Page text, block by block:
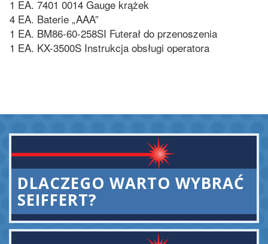
1 EA. 7401 0014 Gauge krążek
4 EA. Baterie „AAA”
1 EA. BM86-60-258SI Futerał do przenoszenia
1 EA. KX-3500S Instrukcja obsługi operatora
DLACZEGO WARTO WYBRAĆ
SEIFFERT?